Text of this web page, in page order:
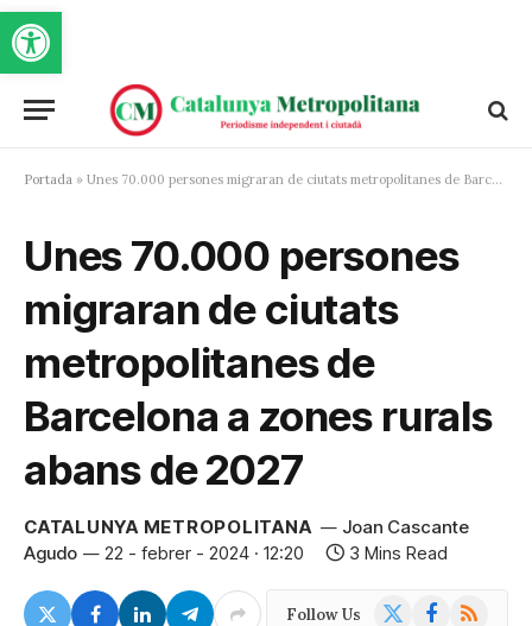
Obre la barra d'eines
Portada » Unes 70.000 persones migraran de ciutats metropolitanes de Barcelona a zones rurals abans de 2027
Unes 70.000 persones
migraran de ciutats
metropolitanes de
Barcelona a zones rurals
abans de 2027
CATALUNYA METROPOLITANA
Joan Cascante
Agudo
22 - febrer - 2024 · 12:20 3 Mins Read
Follow Us Facebook
RSS